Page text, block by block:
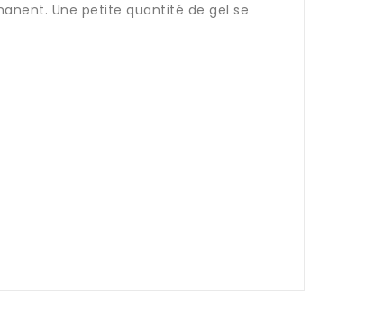
Une petite quantité de gel se